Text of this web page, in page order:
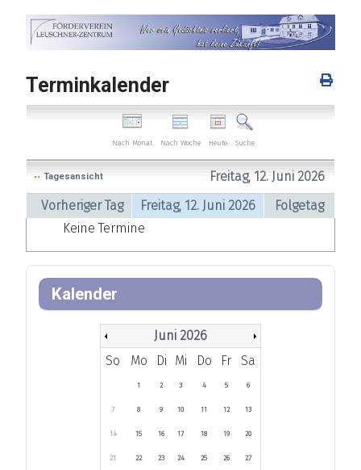
Terminkalender
Nach Monat Nach Woche Heute Suche
Tagesansicht
Freitag, 12. Juni 2026
Vorheriger Tag
Freitag, 12. Juni 2026
Folgetag
Keine Termine
Kalender
Juni 2026
So
Mo Di Mi Do Fr Sa
1 2 3 4 5 6
7 8 9 10 11 12 13
14 15 16 17 18 19 20
21 22 23 24 25 26 27